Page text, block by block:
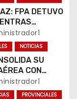
FPA DETUVO
COCAÍNA Y
PLAZA
NOTICIAS
SU
CON
SEMANALES A
PROVINCIALES